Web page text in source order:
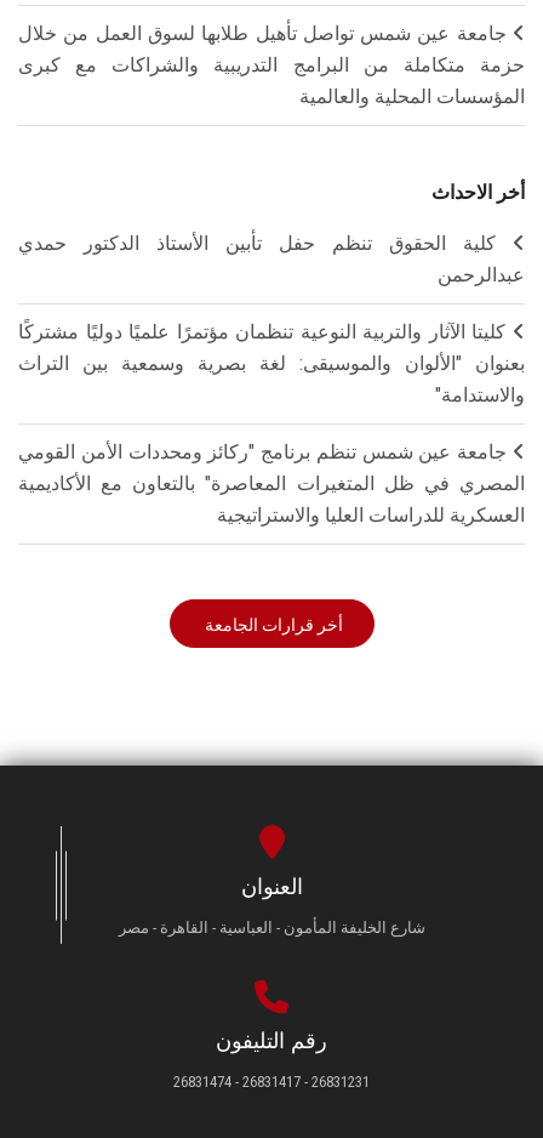
جامعة عين شمس تواصل تأهيل طلابها لسوق العمل من خلال
حزمة متكاملة من البرامج التدريبية والشراكات مع كبرى
المؤسسات المحلية والعالمية
أخر الاحداث
كلية الحقوق تنظم حفل تأبين الأستاذ الدكتور حمدي
عبدالرحمن
كليتا الآثار والتربية النوعية تنظمان مؤتمرًا علميًا دوليًا مشتركًا
بعنوان "الألوان والموسيقى: لغة بصرية وسمعية بين التراث
والاستدامة"
جامعة عين شمس تنظم برنامج "ركائز ومحددات الأمن القومي
المصري في ظل المتغيرات المعاصرة" بالتعاون مع الأكاديمية
العسكرية للدراسات العليا والاستراتيجية
أخر قرارات الجامعة
العنوان
شارع الخليفة المأمون - العباسية - القاهرة - مصر
رقم التليفون
26831231 - 26831417 - 26831474